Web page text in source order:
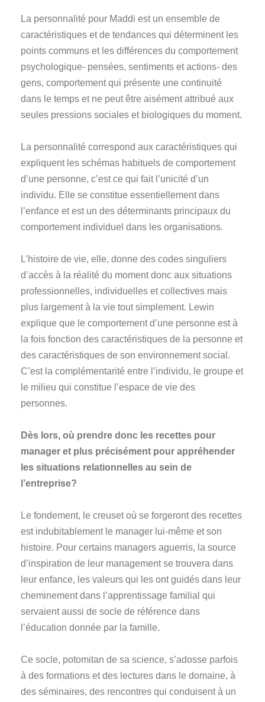
La personnalité pour Maddi est un ensemble de
caractéristiques et de tendances qui déterminent les
points communs et les différences du comportement
psychologique- pensées, sentiments et actions- des
gens, comportement qui présente une continuité
dans le temps et ne peut être aisément attribué aux
seules pressions sociales et biologiques du moment.
La personnalité correspond aux caractéristiques qui
expliquent les schémas habituels de comportement
d’une personne, c’est ce qui fait l’unicité d’un
individu. Elle se constitue essentiellement dans
l’enfance et est un des déterminants principaux du
comportement individuel dans les organisations.
L’histoire de vie, elle, donne des codes singuliers
d’accès à la réalité du moment donc aux situations
professionnelles, individuelles et collectives mais
plus largement à la vie tout simplement. Lewin
explique que le comportement d’une personne est à
la fois fonction des caractéristiques de la personne et
des caractéristiques de son environnement social.
C’est la complémentarité entre l’individu, le groupe et
le milieu qui constitue l’espace de vie des
personnes.
Dès lors, où prendre donc les recettes pour
manager et plus précisément pour appréhender
les situations relationnelles au sein de
l’entreprise?
Le fondement, le creuset où se forgeront des recettes
est indubitablement le manager lui-même et son
histoire. Pour certains managers aguerris, la source
d’inspiration de leur management se trouvera dans
leur enfance, les valeurs qui les ont guidés dans leur
cheminement dans l’apprentissage familial qui
servaient aussi de socle de référence dans
l’éducation donnée par la famille.
Ce socle, potomitan de sa science, s’adosse parfois
à des formations et des lectures dans le domaine, à
des séminaires, des rencontres qui conduisent à un